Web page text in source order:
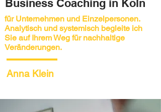
Business Coaching in Köln
für Unternehmen und Einzelpersonen.
Analytisch und systemisch begleite ich
Sie auf Ihrem Weg für nachhaltige
Veränderungen.
Anna Klein